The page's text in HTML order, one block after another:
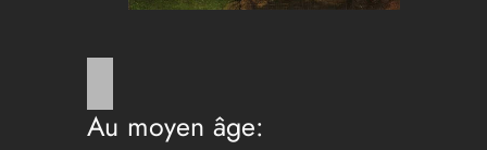
Au moyen âge: